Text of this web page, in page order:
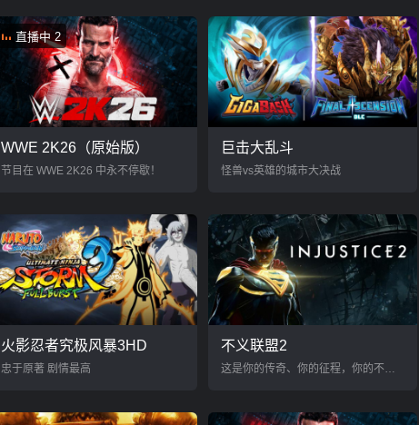
WWE 2K26（原始版）
节目在 WWE 2K26 中永不停歇！
直播中 2
巨击大乱斗
怪兽vs英雄的城市大决战
火影忍者究极风暴3HD
忠于原著 剧情最高
不义联盟2
这是你的传奇、你的征程，你的不义联盟